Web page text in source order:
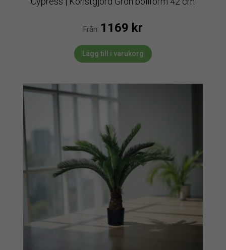
Från: 1169 kr
Lägg till i varukorg